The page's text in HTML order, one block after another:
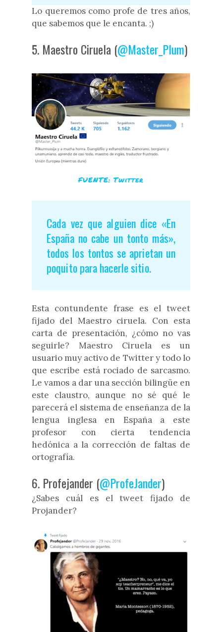
Lo queremos como profe de tres años,
que sabemos que le encanta. ;)
5. Maestro Ciruela (@Master_Plum)
FUENTE: Twitter
Cada vez que alguien dice «En
España no cabe un tonto más»,
todos los tontos se aprietan un
poquito para hacerle sitio.
Esta contundente frase es el tweet
fijado del Maestro ciruela. Con esta
carta de presentación, ¿cómo no vas
seguirle? Maestro Ciruela es un
usuario muy activo de Twitter y todo lo
que escribe está rociado de sarcasmo.
Le vamos a dar una sección bilingüe en
este claustro, aunque no sé qué le
parecerá el sistema de enseñanza de la
lengua inglesa en España a este
profesor con cierta tendencia
hedónica a la corrección de faltas de
ortografía.
6. Profejander (@ProfeJander)
¿Sabes cuál es el tweet fijado de
Projander?